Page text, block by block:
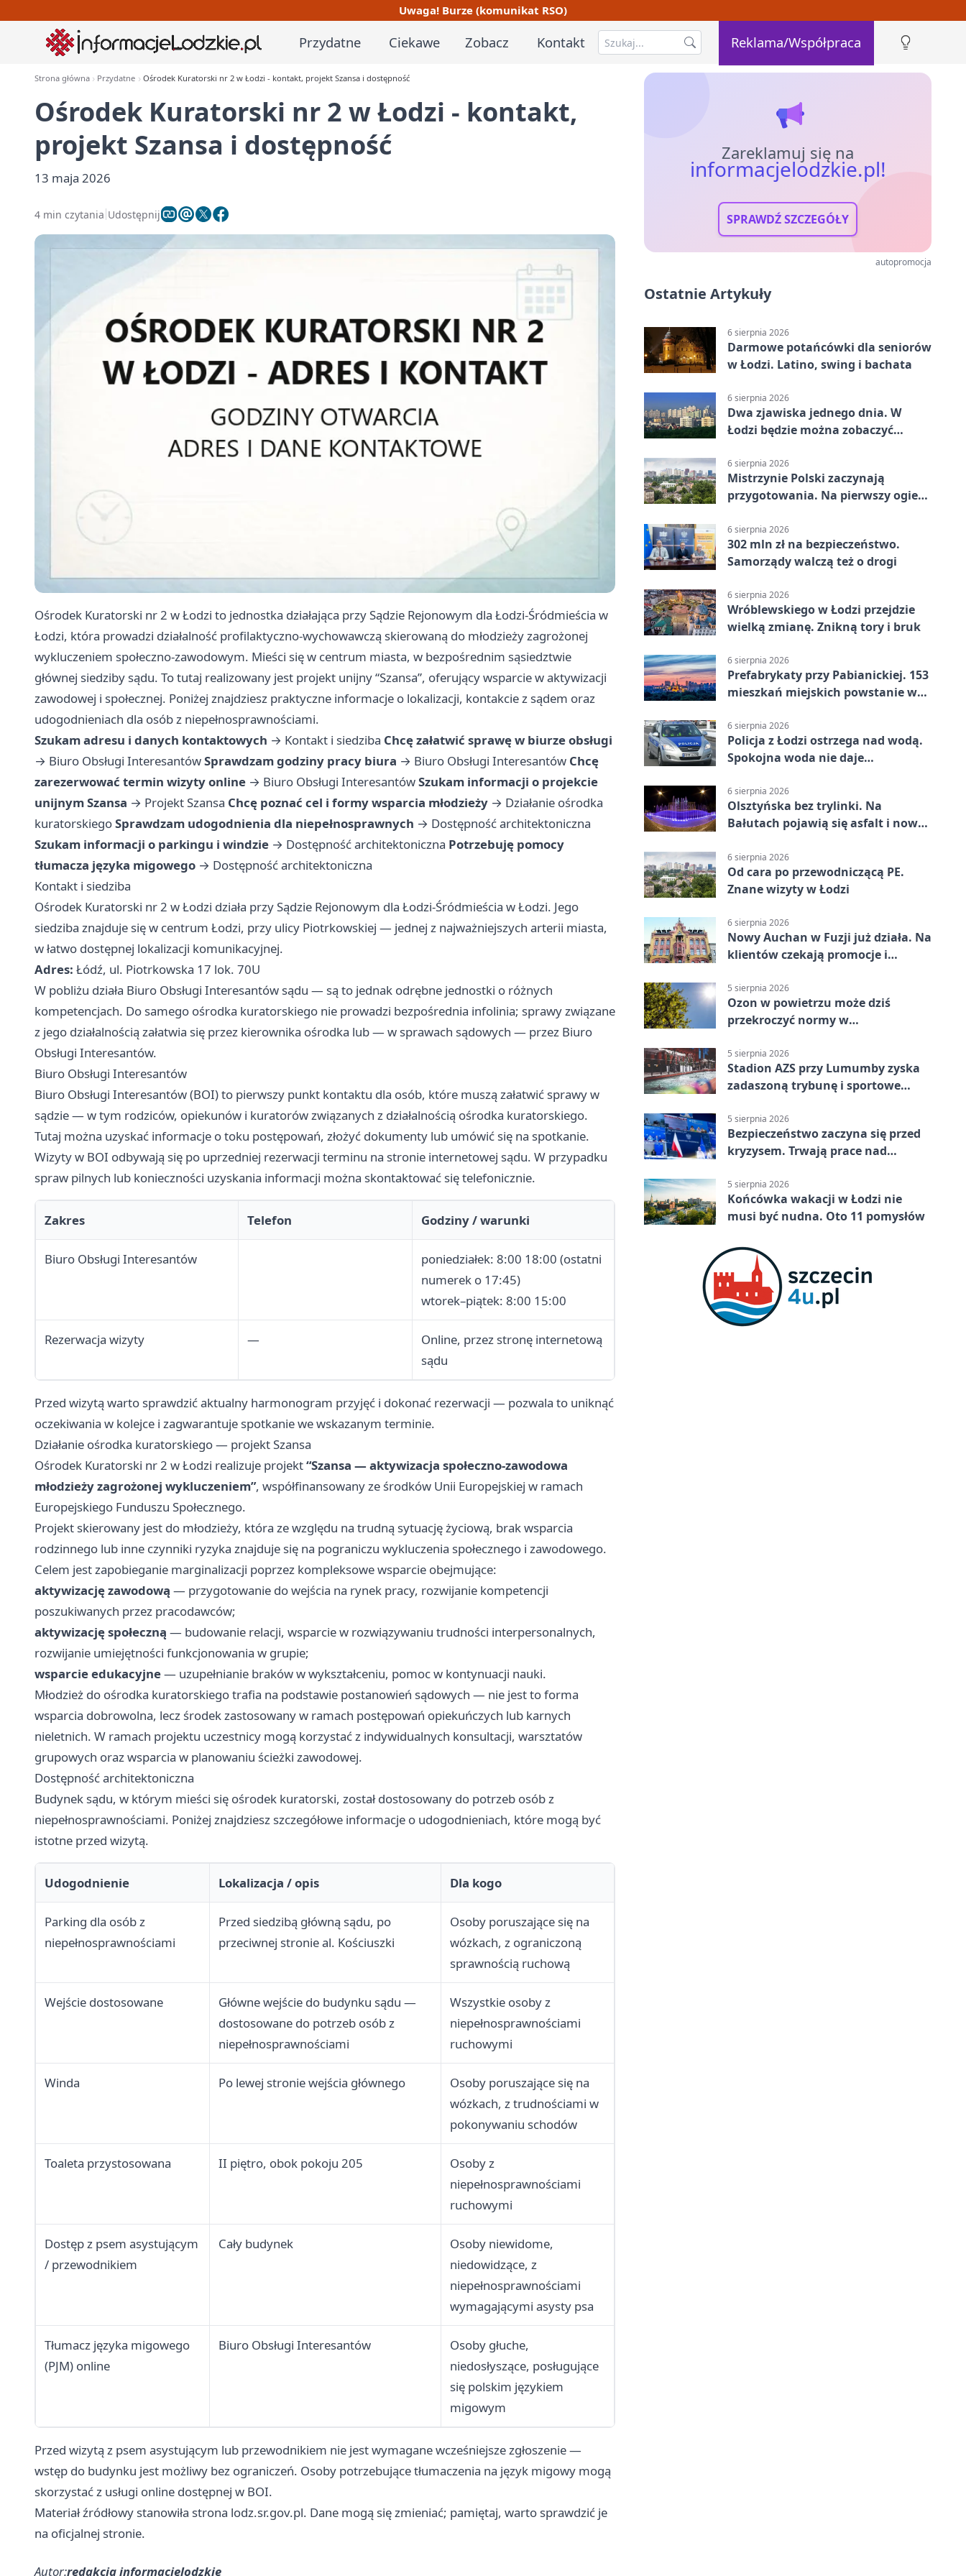
Uwaga! Burze (komunikat RSO)
Przydatne Ciekawe Zobacz Kontakt Reklama/Współpraca
Strona główna Przydatne Ośrodek Kuratorski nr 2 w Łodzi - kontakt, projekt Szansa i dostępność
Ośrodek Kuratorski nr 2 w Łodzi - kontakt,
projekt Szansa i dostępność
13 maja 2026
4 min czytania Udostępnij
Ośrodek Kuratorski nr 2 w Łodzi to jednostka działająca przy Sądzie Rejonowym dla Łodzi-Śródmieścia w
Łodzi, która prowadzi działalność profilaktyczno-wychowawczą skierowaną do młodzieży zagrożonej
wykluczeniem społeczno-zawodowym. Mieści się w centrum miasta, w bezpośrednim sąsiedztwie
głównej siedziby sądu. To tutaj realizowany jest projekt unijny “Szansa”, oferujący wsparcie w aktywizacji
zawodowej i społecznej. Poniżej znajdziesz praktyczne informacje o lokalizacji, kontakcie z sądem oraz
udogodnieniach dla osób z niepełnosprawnościami.
Szukam adresu i danych kontaktowych → Kontakt i siedziba Chcę załatwić sprawę w biurze obsługi
→ Biuro Obsługi InteresantówSprawdzam godziny pracy biura → Biuro Obsługi Interesantów Chcę
zarezerwować termin wizyty online → Biuro Obsługi InteresantówSzukam informacji o projekcie
unijnym Szansa → Projekt Szansa Chcę poznać cel i formy wsparcia młodzieży → Działanie ośrodka
kuratorskiegoSprawdzam udogodnienia dla niepełnosprawnych → Dostępność architektoniczna
Szukam informacji o parkingu i windzie → Dostępność architektoniczna Potrzebuję pomocy
tłumacza języka migowego → Dostępność architektoniczna
Kontakt i siedziba
Ośrodek Kuratorski nr 2 w Łodzi działa przy Sądzie Rejonowym dla Łodzi-Śródmieścia w Łodzi. Jego
siedziba znajduje się w centrum Łodzi, przy ulicy Piotrkowskiej — jednej z najważniejszych arterii miasta,
w łatwo dostępnej lokalizacji komunikacyjnej.
Adres: Łódź, ul. Piotrkowska 17 lok. 70U
W pobliżu działa Biuro Obsługi Interesantów sądu — są to jednak odrębne jednostki o różnych
kompetencjach. Do samego ośrodka kuratorskiego nie prowadzi bezpośrednia infolinia; sprawy związane
z jego działalnością załatwia się przez kierownika ośrodka lub — w sprawach sądowych — przez Biuro
Obsługi Interesantów.
Biuro Obsługi Interesantów
Biuro Obsługi Interesantów (BOI) to pierwszy punkt kontaktu dla osób, które muszą załatwić sprawy w
sądzie — w tym rodziców, opiekunów i kuratorów związanych z działalnością ośrodka kuratorskiego.
Tutaj można uzyskać informacje o toku postępowań, złożyć dokumenty lub umówić się na spotkanie.
Wizyty w BOI odbywają się po uprzedniej rezerwacji terminu na stronie internetowej sądu. W przypadku
spraw pilnych lub konieczności uzyskania informacji można skontaktować się telefonicznie.
Zakres Telefon Godziny / warunki
Biuro Obsługi Interesantów
poniedziałek: 8:00 18:00 (ostatni
numerek o 17:45)
wtorek–piątek: 8:00 15:00
Rezerwacja wizyty —
Online, przez stronę internetową
sądu
Przed wizytą warto sprawdzić aktualny harmonogram przyjęć i dokonać rezerwacji — pozwala to uniknąć
oczekiwania w kolejce i zagwarantuje spotkanie we wskazanym terminie.
Działanie ośrodka kuratorskiego — projekt Szansa
Ośrodek Kuratorski nr 2 w Łodzi realizuje projekt“Szansa — aktywizacja społeczno-zawodowa
młodzieży zagrożonej wykluczeniem”, współfinansowany ze środków Unii Europejskiej w ramach
Europejskiego Funduszu Społecznego.
Projekt skierowany jest do młodzieży, która ze względu na trudną sytuację życiową, brak wsparcia
rodzinnego lub inne czynniki ryzyka znajduje się na pograniczu wykluczenia społecznego i zawodowego.
Celem jest zapobieganie marginalizacji poprzez kompleksowe wsparcie obejmujące:
aktywizację zawodową — przygotowanie do wejścia na rynek pracy, rozwijanie kompetencji
poszukiwanych przez pracodawców;
aktywizację społeczną — budowanie relacji, wsparcie w rozwiązywaniu trudności interpersonalnych,
rozwijanie umiejętności funkcjonowania w grupie;
wsparcie edukacyjne— uzupełnianie braków w wykształceniu, pomoc w kontynuacji nauki.
Młodzież do ośrodka kuratorskiego trafia na podstawie postanowień sądowych — nie jest to forma
wsparcia dobrowolna, lecz środek zastosowany w ramach postępowań opiekuńczych lub karnych
nieletnich. W ramach projektu uczestnicy mogą korzystać z indywidualnych konsultacji, warsztatów
grupowych oraz wsparcia w planowaniu ścieżki zawodowej.
Dostępność architektoniczna
Budynek sądu, w którym mieści się ośrodek kuratorski, został dostosowany do potrzeb osób z
niepełnosprawnościami. Poniżej znajdziesz szczegółowe informacje o udogodnieniach, które mogą być
istotne przed wizytą.
Udogodnienie Lokalizacja / opis Dla kogo
Parking dla osób z
niepełnosprawnościami
Przed siedzibą główną sądu, po
przeciwnej stronie al. Kościuszki
Osoby poruszające się na
wózkach, z ograniczoną
sprawnością ruchową
Wejście dostosowane
Główne wejście do budynku sądu —
dostosowane do potrzeb osób z
niepełnosprawnościami
Wszystkie osoby z
niepełnosprawnościami
ruchowymi
Winda Po lewej stronie wejścia głównego
Osoby poruszające się na
wózkach, z trudnościami w
pokonywaniu schodów
Toaleta przystosowana II piętro, obok pokoju 205
Osoby z
niepełnosprawnościami
ruchowymi
Dostęp z psem asystującym
/ przewodnikiem
Cały budynek
Osoby niewidome,
niedowidzące, z
niepełnosprawnościami
wymagającymi asysty psa
Tłumacz języka migowego
(PJM) online
Biuro Obsługi Interesantów
Osoby głuche,
niedosłyszące, posługujące
się polskim językiem
migowym
Przed wizytą z psem asystującym lub przewodnikiem nie jest wymagane wcześniejsze zgłoszenie —
wstęp do budynku jest możliwy bez ograniczeń. Osoby potrzebujące tłumaczenia na język migowy mogą
skorzystać z usługi online dostępnej w BOI.
Materiał źródłowy stanowiła strona lodz.sr.gov.pl. Dane mogą się zmieniać; pamiętaj, warto sprawdzić je
na oficjalnej stronie.
Autor:redakcja informacjelodzkie
Zareklamuj się na
informacjelodzkie.pl!
SPRAWDŹ SZCZEGÓŁY
autopromocja
Ostatnie Artykuły
6 sierpnia 2026
Darmowe potańcówki dla seniorów
w Łodzi. Latino, swing i bachata
6 sierpnia 2026
Dwa zjawiska jednego dnia. W
Łodzi będzie można zobaczyć
6 sierpnia 2026
Mistrzynie Polski zaczynają
przygotowania. Na pierwszy ogień
6 sierpnia 2026
302 mln zł na bezpieczeństwo.
Samorządy walczą też o drogi
6 sierpnia 2026
Wróblewskiego w Łodzi przejdzie
wielką zmianę. Znikną tory i bruk
6 sierpnia 2026
Prefabrykaty przy Pabianickiej. 153
mieszkań miejskich powstanie w
6 sierpnia 2026
Policja z Łodzi ostrzega nad wodą.
Spokojna woda nie daje
6 sierpnia 2026
Olsztyńska bez trylinki. Na
Bałutach pojawią się asfalt i nowe
6 sierpnia 2026
Od cara po przewodniczącą PE.
Znane wizyty w Łodzi
6 sierpnia 2026
Nowy Auchan w Fuzji już działa. Na
klientów czekają promocje i
5 sierpnia 2026
Ozon w powietrzu może dziś
przekroczyć normy w
5 sierpnia 2026
Stadion AZS przy Lumumby zyska
zadaszoną trybunę i sportowe
5 sierpnia 2026
Bezpieczeństwo zaczyna się przed
kryzysem. Trwają prace nad
5 sierpnia 2026
Końcówka wakacji w Łodzi nie
musi być nudna. Oto 11 pomysłów